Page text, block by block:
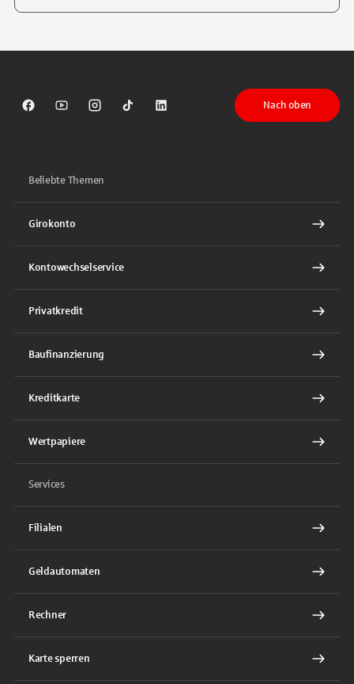
Sparkasse auf Facebook
Sparkasse auf Youtube
Sparkasse auf Instagram
Sparkasse auf TikTok
Sparkasse auf LinkedIn
Nach oben
Beliebte Themen
Girokonto
Kontowechselservice
Privatkredit
Baufinanzierung
Kreditkarte
Wertpapiere
Services
Filialen
Geldautomaten
Rechner
Karte sperren